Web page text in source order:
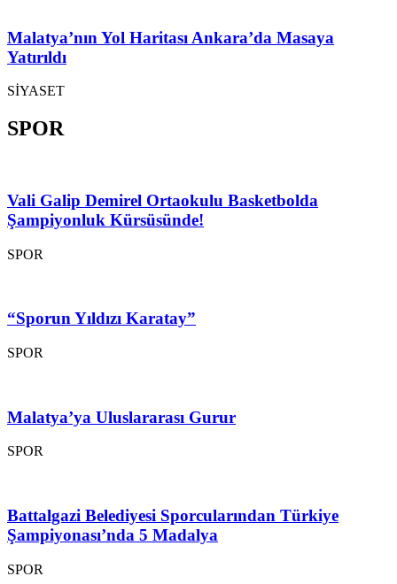
Malatya’nın Yol Haritası Ankara’da Masaya
Yatırıldı
SİYASET
SPOR
Vali Galip Demirel Ortaokulu Basketbolda
Şampiyonluk Kürsüsünde!
SPOR
“Sporun Yıldızı Karatay”
SPOR
Malatya’ya Uluslararası Gurur
SPOR
Battalgazi Belediyesi Sporcularından Türkiye
Şampiyonası’nda 5 Madalya
SPOR